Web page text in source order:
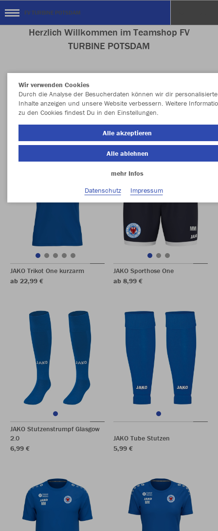
FV TURBINE POTSDAM
Herzlich Willkommen im Teamshop FV
TURBINE POTSDAM
Nachhaltig Farbe
JAKO Trikot One kurzarm
ab 22,99 €
JAKO Sporthose One
ab 8,99 €
JAKO Stutzenstrumpf Glasgow
2.0
6,99 €
JAKO Tube Stutzen
5,99 €
Wir verwenden Cookies
Durch die Analyse der Besucherdaten können wir dir personalisierte
Inhalte anzeigen und unsere Website verbessern. Weitere
zu den Cookies findest Du in den Einstellungen.
Alle akzeptieren
Alle ablehnen
mehr Infos
Datenschutz
Impressum